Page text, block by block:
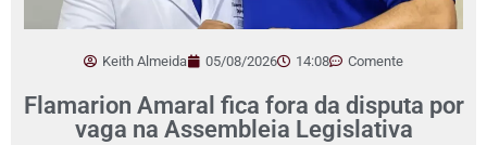
Keith Almeida 05/08/2026 14:08 Comente
Flamarion Amaral fica fora da disputa por
vaga na Assembleia Legislativa